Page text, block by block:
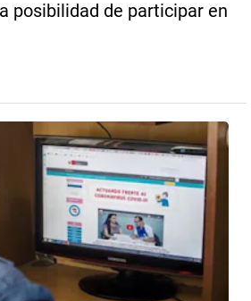
posibilidad de participar en